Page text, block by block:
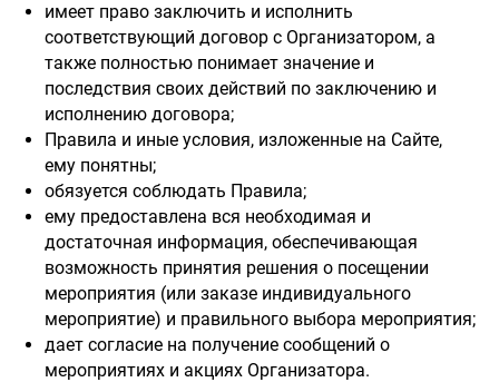
имеет право заключить и исполнить
соответствующий договор с Организатором, а
также полностью понимает значение и
последствия своих действий по заключению и
исполнению договора;
Правила и иные условия, изложенные на Сайте,
ему понятны;
обязуется соблюдать Правила;
ему предоставлена вся необходимая и
достаточная информация, обеспечивающая
возможность принятия решения о посещении
мероприятия (или заказе индивидуального
мероприятие) и правильного выбора мероприятия;
дает согласие на получение сообщений о
мероприятиях и акциях Организатора.